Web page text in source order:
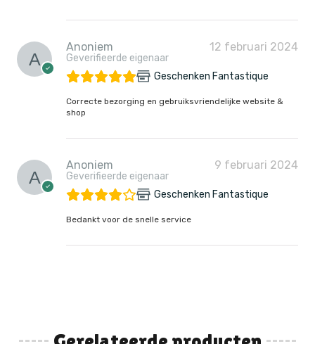
Anoniem
Geverifieerde eigenaar
12 februari 2024
Geschenken Fantastique
Correcte bezorging en gebruiksvriendelijke website &
shop
Anoniem
Geverifieerde eigenaar
9 februari 2024
Geschenken Fantastique
Bedankt voor de snelle service